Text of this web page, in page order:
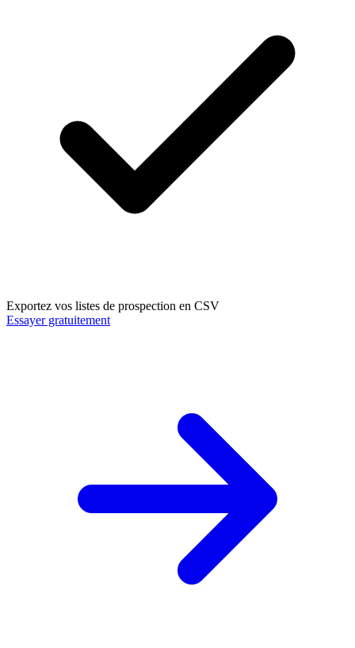
Exportez vos listes de prospection en CSV
Essayer gratuitement